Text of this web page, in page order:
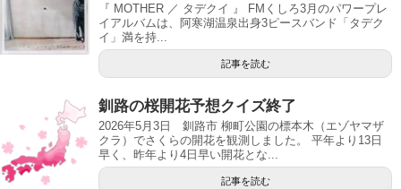
『 MOTHER ／ タデクイ 』 FMくしろ3月のパワープレ
イアルバムは、阿寒湖温泉出身3ピースバンド「タデク
イ」満を持...
記事を読む
釧路の桜開花予想クイズ終了
2026年5月3日 釧路市 柳町公園の標本木（エゾヤマザ
クラ）でさくらの開花を観測しました。 平年より13日
早く、昨年より4日早い開花とな...
記事を読む